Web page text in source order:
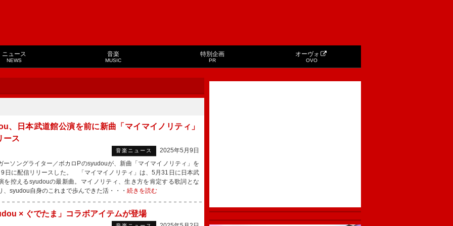
ニュース
NEWS
音楽
MUSIC
特別企画
PR
オーヴォ
OVO
、日本武道館公演を前に新曲「マイマイノリティ」
ース
音楽ニュース
2025年5月9日
ソングライター／ボカロPのsyudouが、新曲「マイマイノリティ」を
9日に配信リリースした。 「マイマイノリティ」は、5月31日に日本武
を控えるsyudouの最新曲。マイノリティ、生き方を肯定する歌詞とな
、syudou自身のこれまで歩んできた活・・・ 続きを読む
× ぐでたま」コラボアイテムが登場